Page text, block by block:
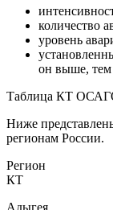
количество
уровень
он выше, тем
Таблица КТ
Ниже
регионам России.
Регион
КТ
Адыгея